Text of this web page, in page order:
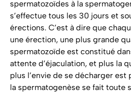
spermatozoïdes à la
s’effectue tous les 30 jours et
érections. C’est à dire que
une érection, une plus grande
spermatozoïde est constitué
attente d’éjaculation, et plus la
plus l’envie de se décharger est
la spermatogenèse se fait toute